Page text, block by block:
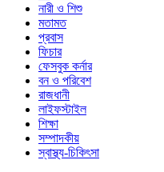
নারী ও শিশু
মতামত
প্রবাস
ফিচার
ফেসবুক কর্নার
বন ও পরিবেশ
রাজধানী
লাইফস্টাইল
শিক্ষা
সম্পাদকীয়
স্বাস্থ্য-চিকিৎসা